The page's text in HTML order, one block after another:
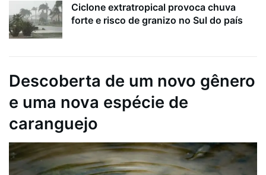
Ciclone extratropical provoca chuva
forte e risco de granizo no Sul do país
Descoberta de um novo gênero
e uma nova espécie de
caranguejo